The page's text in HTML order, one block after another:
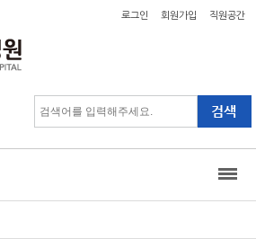
로그인 회원가입 직원공간